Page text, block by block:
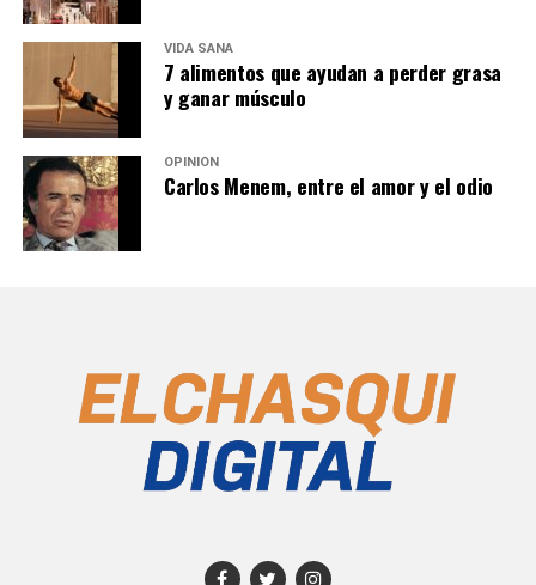
VIDA SANA
7 alimentos que ayudan a perder grasa
y ganar músculo
OPINIÓN
Carlos Menem, entre el amor y el odio